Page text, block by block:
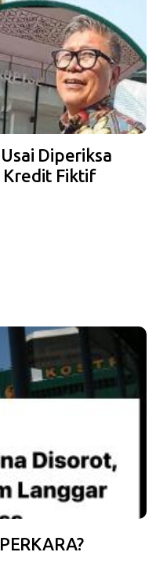
Diperiksa
Kredit Fiktif